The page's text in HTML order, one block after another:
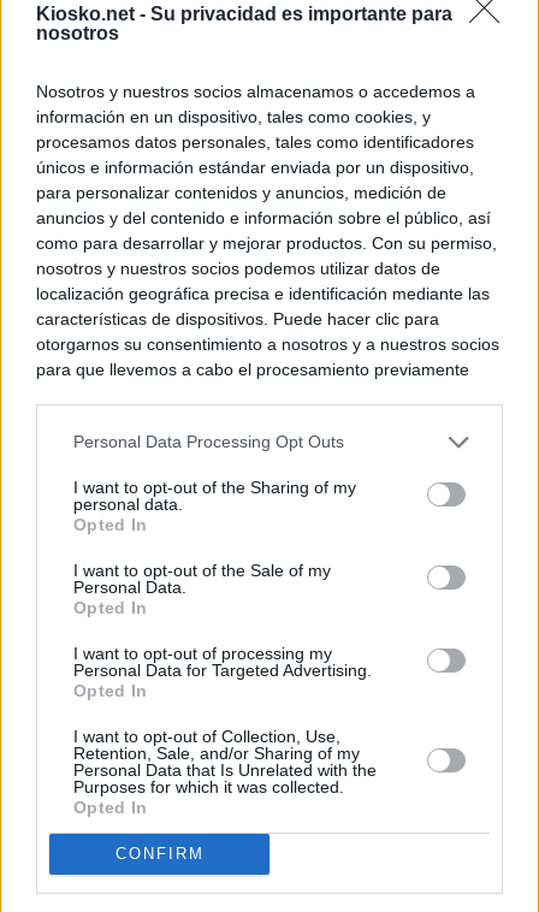
Kiosko.net - Su privacidad es importante para
nosotros
Nosotros y nuestros socios almacenamos o accedemos a
información en un dispositivo, tales como cookies, y
procesamos datos personales, tales como identificadores
únicos e información estándar enviada por un dispositivo,
para personalizar contenidos y anuncios, medición de
anuncios y del contenido e información sobre el público, así
como para desarrollar y mejorar productos. Con su permiso,
nosotros y nuestros socios podemos utilizar datos de
localización geográfica precisa e identificación mediante las
características de dispositivos. Puede hacer clic para
otorgarnos su consentimiento a nosotros y a nuestros socios
para que llevemos a cabo el procesamiento previamente
negar su consentimiento. Tenga en cuenta que algún
de su consentimiento, pero usted tiene el derecho de
rechazar tal procesamiento. Sus preferencias se aplicarán
cualquier momento entrando de nuevo en este sitio web o
visitando nuestra política de privacidad.
Personal Data Processing Opt Outs
I want to opt-out of the Sharing of my
personal data.
Opted In
I want to opt-out of the Sale of my
Personal Data.
Opted In
I want to opt-out of processing my
Personal Data for Targeted Advertising.
Opted In
I want to opt-out of Collection, Use,
Retention, Sale, and/or Sharing of my
Personal Data that Is Unrelated with the
Purposes for which it was collected.
Opted In
CONFIRM